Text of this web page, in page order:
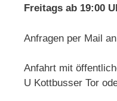
Freitags ab 19:00
Anfragen per Mail an
Anfahrt mit
U Kottbusser Tor